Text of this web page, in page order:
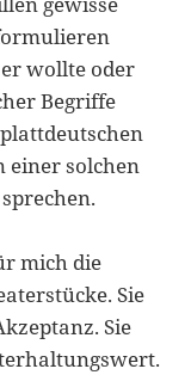
wollte oder
Begriffe
einer solchen
mich die
Sie
Sie